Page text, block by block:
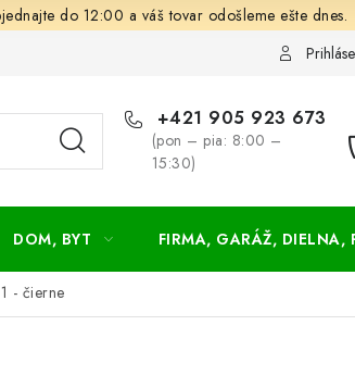
do 12:00 a váš tovar odošleme ešte dnes.
zmluvy Obchodné a dodacie
+421 905 923 673
(pon – pia: 8:00 –
15:30)
DOM, BYT FIRMA, GARÁŽ, DIELNA,
- čierne